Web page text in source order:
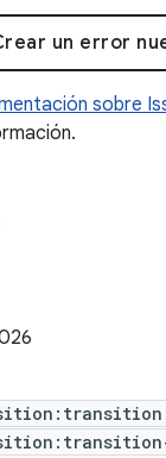
un error
sobre